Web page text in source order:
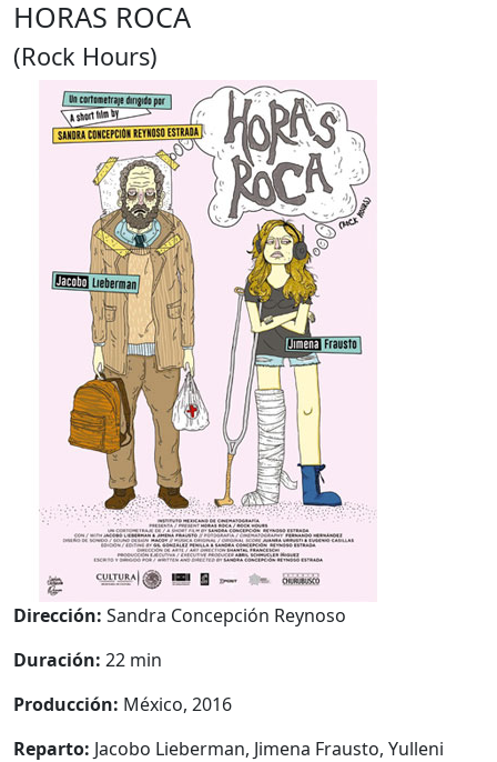
HORAS ROCA
(Rock Hours)
Dirección: Sandra Concepción Reynoso
Duración: 22 min
Producción: México, 2016
Reparto: Jacobo Lieberman, Jimena Frausto, Yulleni